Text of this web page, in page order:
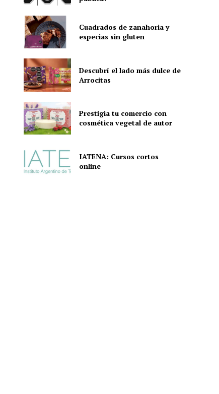
Cuadrados de zanahoria y
especias sin gluten
Descubrí el lado más dulce de
Arrocitas
Prestigia tu comercio con
cosmética vegetal de autor
IATENA: Cursos cortos
online